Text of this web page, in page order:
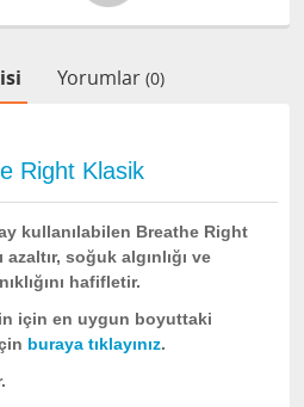
Yorumlar (0)
Right Klasik
kullanılabilen Breathe Right
soğuk algınlığı ve
hafifletir.
için en uygun boyuttaki
buraya tıklayınız.